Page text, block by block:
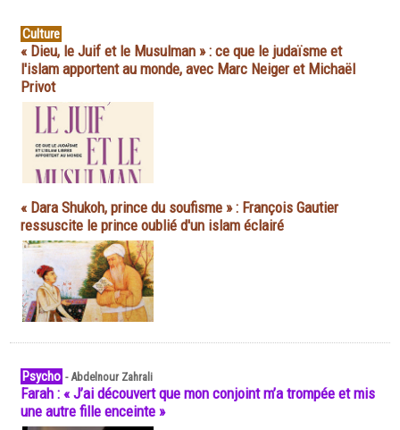
Culture
« Dieu, le Juif et le Musulman » : ce que le judaïsme et
l'islam apportent au monde, avec Marc Neiger et Michaël
Privot
« Dara Shukoh, prince du soufisme » : François Gautier
ressuscite le prince oublié d'un islam éclairé
Psycho -Abdelnour Zahrali
Farah : « J’ai découvert que mon conjoint m’a trompée et mis
une autre fille enceinte »